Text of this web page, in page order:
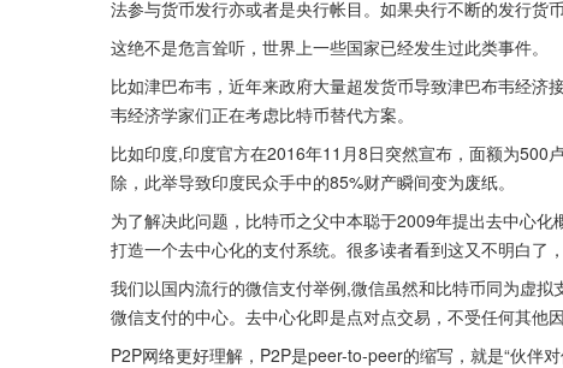
法参与货币发行亦或者是央行帐目。如果央行不断的发行货
这绝不是危言耸听，世界上一些国家已经发生过此类事件。
比如津巴布韦，近年来政府大量超发货币导致津巴布韦经
韦经济学家们正在考虑比特币替代方案。
比如印度,印度官方在2016年11月8日突然宣布，面额为500
除，此举导致印度民众手中的85%财产瞬间变为废纸。
为了解决此问题，比特币之父中本聪于2009年提出去中心
打造一个去中心化的支付系统。很多读者看到这又不明白了
我们以国内流行的微信支付举例,微信虽然和比特币同为虚
微信支付的中心。去中心化即是点对点交易，不受任何其他因
P2P网络更好理解，P2P是peer-to-peer的缩写，就是“伙伴